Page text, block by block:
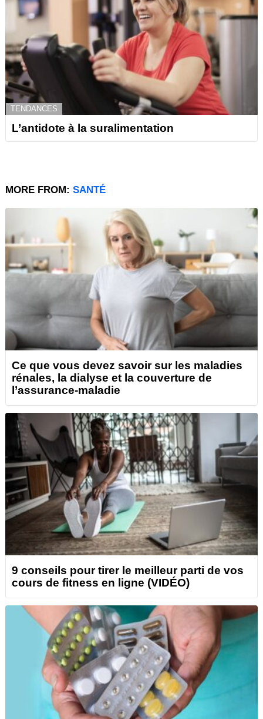
TENDANCES
L’antidote à la suralimentation
MORE FROM: SANTÉ
Ce que vous devez savoir sur les maladies
rénales, la dialyse et la couverture de
l’assurance-maladie
9 conseils pour tirer le meilleur parti de vos
cours de fitness en ligne (VIDÉO)